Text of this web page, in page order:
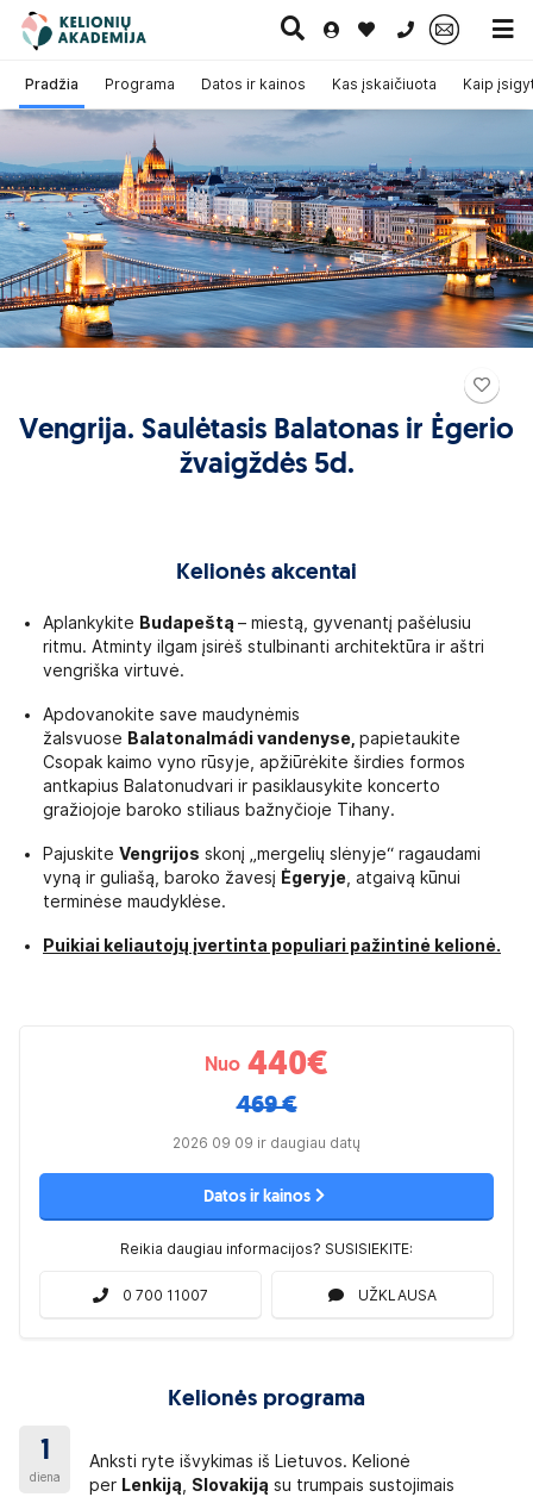
0 700 11007
Paskutinė
minutė
Pažintinės
kelionės
Egzotinės
kelionės
Kruizai
Vengrija. Saulėtasis Balatonas ir Ėgerio
žvaigždės 5d.
Pradžia Programa Datos ir kainos Kas įskaičiuota Kaip
Kelionės akcentai
Aplankykite Budapeštą – miestą, gyvenantį pašėlusiu
ritmu. Atminty ilgam įsirėš stulbinanti architektūra ir aštri
vengriška virtuvė.
Apdovanokite save maudynėmis
žalsvuose Balatonalmádi vandenyse, papietaukite
Csopak kaimo vyno rūsyje, apžiūrėkite širdies formos
antkapius Balatonudvari ir pasiklausykite koncerto
gražiojoje baroko stiliaus bažnyčioje Tihany.
Pajuskite Vengrijos skonį „mergelių slėnyje“ ragaudami
vyną ir guliašą, baroko žavesį Ėgeryje , atgaivą kūnui
terminėse maudyklėse.
Puikiai keliautojų įvertinta populiari pažintinė kelionė.
Nuo 440€
469 €
2026 09 09 ir daugiau datų
Datos ir kainos
Reikia daugiau informacijos? SUSISIEKITE:
0 700 11007 UŽKLAUSA
Kelionės programa
1
diena
Anksti ryte išvykimas iš Lietuvos. Kelionė
per Lenkiją Slovakiją su trumpais sustojimais